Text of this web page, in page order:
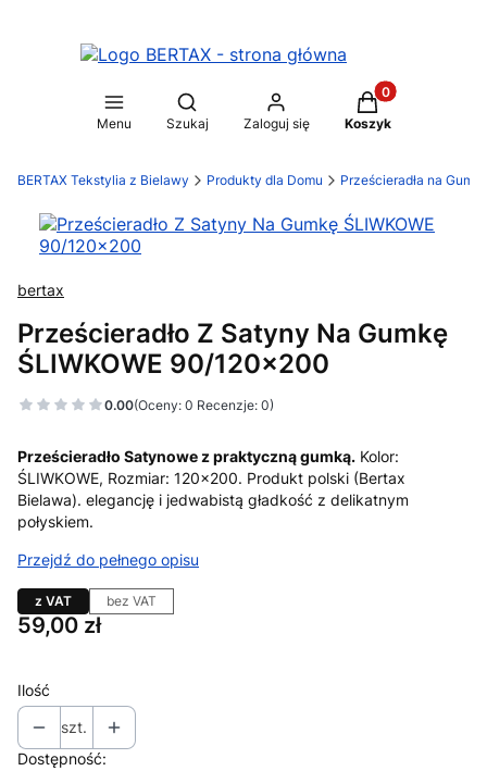
Menu
Otwórz wyszukiwarkę
Szukaj Zaloguj się
Produkty w
Koszyk
BERTAX Tekstylia z Bielawy Produkty dla Domu Prześcieradła na
bertax
Prześcieradło Z Satyny Na Gumkę
ŚLIWKOWE 90/120x200
0.00(Oceny: 0 Recenzje: 0)
Prześcieradło Satynowe z praktyczną gumką. Kolor:
ŚLIWKOWE, Rozmiar: 120x200. Produkt polski (Bertax
Bielawa). elegancję i jedwabistą gładkość z delikatnym
połyskiem.
Przejdź do pełnego opisu
z VAT bez VAT
Cena
59,00 zł
Ilość
szt.
Dostępność: